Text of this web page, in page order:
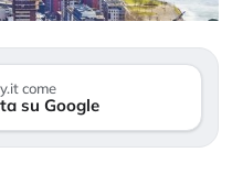
come
su Google